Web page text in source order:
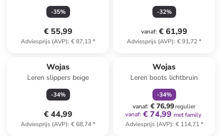
-35%
€ 55,99
Adviesprijs (AVP): € 87,13*
-32%
vanaf: € 61,99
Adviesprijs (AVP): € 91,72*
Wojas
Leren slippers beige
-34%
€ 44,99
Adviesprijs (AVP): € 68,74*
Wojas
Leren boots lichtbruin
-34%
vanaf: € 76,99regulier
vanaf: € 74,99 met family
Adviesprijs (AVP): € 114,71*